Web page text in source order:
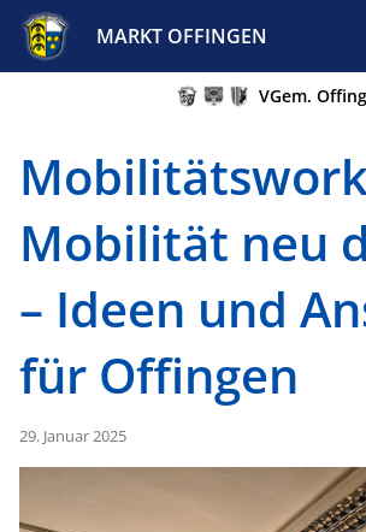
MARKT OFFINGEN
VGem.
Mobilität neu
– Ideen und
für Offingen
29. Januar 2025